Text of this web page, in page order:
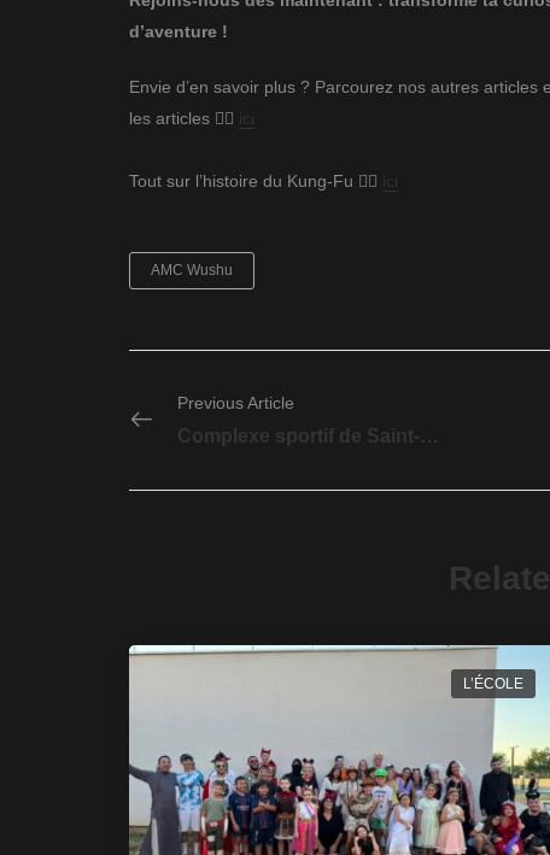
d’aventure !
Envie d’en savoir plus ? Parcourez nos autres articles
les articles 👉🏻 ici
Tout sur l’histoire du Kung-Fu 👉🏻 ici
AMC Wushu
Previous Article
Complexe sportif de Saint-Sauveur : le lieu de pratique de l’école associative AMC Wushu
L’ÉCOLE